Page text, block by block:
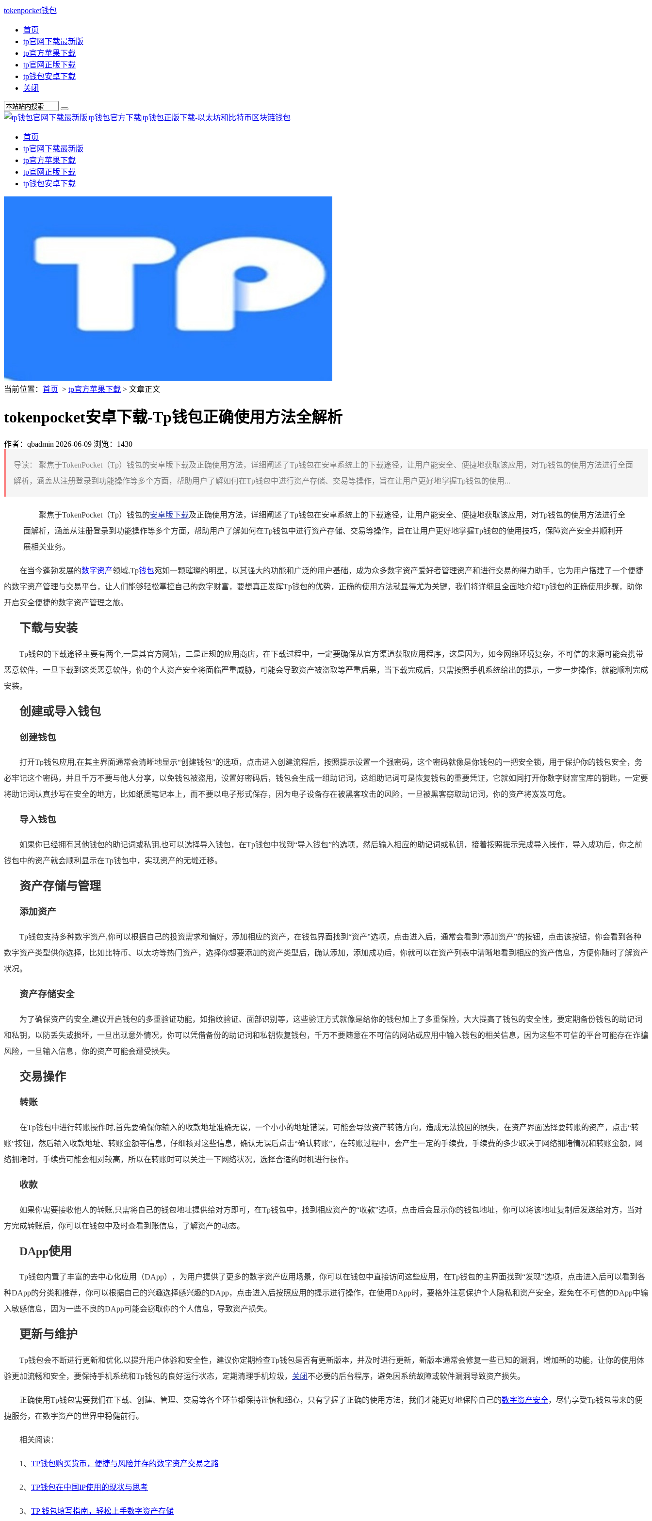
tokenpocket钱包
首页
tp官网下载最新版
tp官方苹果下载
tp官网正版下载
tp钱包安卓下载
关闭
首页
tp官网下载最新版
tp官方苹果下载
tp官网正版下载
tp钱包安卓下载
当前位置： 首页 > tp官方苹果下载 > 文章正文
tokenpocket安卓下载-Tp钱包正确使用方法全解析
作者：qbadmin 2026-06-09 浏览：1430
导读：
聚焦于TokenPocket（Tp）钱包的安卓版下载及正确使用方法，详细阐述了Tp钱包在安卓系统上的下载途径，让用户能安全、便捷地获取该应用，对Tp钱包的使用方法进行全面
解析，涵盖从注册登录到功能操作等多个方面，帮助用户了解如何在Tp钱包中进行资产存储、交易等操作，旨在让用户更好地掌握Tp钱包的使用...
聚焦于TokenPocket（Tp）钱包的安卓版下载及正确使用方法，详细阐述了Tp钱包在安卓系统上的下载途径，让用户能安全、便捷地获取该应用，对Tp钱包的使用方法进行全
面解析，涵盖从注册登录到功能操作等多个方面，帮助用户了解如何在Tp钱包中进行资产存储、交易等操作，旨在让用户更好地掌握Tp钱包的使用技巧，保障资产安全并顺利开
展相关业务。
在当今蓬勃发展的数字资产领域,Tp钱包宛如一颗璀璨的明星，以其强大的功能和广泛的用户基础，成为众多数字资产爱好者管理资产和进行交易的得力助手，它为用户搭建了一个便捷
的数字资产管理与交易平台，让人们能够轻松掌控自己的数字财富，要想真正发挥Tp钱包的优势，正确的使用方法就显得尤为关键，我们将详细且全面地介绍Tp钱包的正确使用步骤，助你
开启安全便捷的数字资产管理之旅。
下载与安装
Tp钱包的下载途径主要有两个,一是其官方网站，二是正规的应用商店，在下载过程中，一定要确保从官方渠道获取应用程序，这是因为，如今网络环境复杂，不可信的来源可能会携带
恶意软件，一旦下载到这类恶意软件，你的个人资产安全将面临严重威胁，可能会导致资产被盗取等严重后果，当下载完成后，只需按照手机系统给出的提示，一步一步操作，就能顺利完成
安装。
创建或导入钱包
创建钱包
打开Tp钱包应用,在其主界面通常会清晰地显示“创建钱包”的选项，点击进入创建流程后，按照提示设置一个强密码，这个密码就像是你钱包的一把安全锁，用于保护你的钱包安全，务
必牢记这个密码，并且千万不要与他人分享，以免钱包被盗用，设置好密码后，钱包会生成一组助记词，这组助记词可是恢复钱包的重要凭证，它就如同打开你数字财富宝库的钥匙，一定要
将助记词认真抄写在安全的地方，比如纸质笔记本上，而不要以电子形式保存，因为电子设备存在被黑客攻击的风险，一旦被黑客窃取助记词，你的资产将岌岌可危。
导入钱包
如果你已经拥有其他钱包的助记词或私钥,也可以选择导入钱包，在Tp钱包中找到“导入钱包”的选项，然后输入相应的助记词或私钥，接着按照提示完成导入操作，导入成功后，你之前
钱包中的资产就会顺利显示在Tp钱包中，实现资产的无缝迁移。
资产存储与管理
添加资产
Tp钱包支持多种数字资产,你可以根据自己的投资需求和偏好，添加相应的资产，在钱包界面找到“资产”选项，点击进入后，通常会看到“添加资产”的按钮，点击该按钮，你会看到各种
数字资产类型供你选择，比如比特币、以太坊等热门资产，选择你想要添加的资产类型后，确认添加，添加成功后，你就可以在资产列表中清晰地看到相应的资产信息，方便你随时了解资产
状况。
资产存储安全
为了确保资产的安全,建议开启钱包的多重验证功能，如指纹验证、面部识别等，这些验证方式就像是给你的钱包加上了多重保险，大大提高了钱包的安全性，要定期备份钱包的助记词
和私钥，以防丢失或损坏，一旦出现意外情况，你可以凭借备份的助记词和私钥恢复钱包，千万不要随意在不可信的网站或应用中输入钱包的相关信息，因为这些不可信的平台可能存在诈骗
风险，一旦输入信息，你的资产可能会遭受损失。
交易操作
转账
在Tp钱包中进行转账操作时,首先要确保你输入的收款地址准确无误，一个小小的地址错误，可能会导致资产转错方向，造成无法挽回的损失，在资产界面选择要转账的资产，点击“转
账”按钮，然后输入收款地址、转账金额等信息，仔细核对这些信息，确认无误后点击“确认转账”，在转账过程中，会产生一定的手续费，手续费的多少取决于网络拥堵情况和转账金额，网
络拥堵时，手续费可能会相对较高，所以在转账时可以关注一下网络状况，选择合适的时机进行操作。
收款
如果你需要接收他人的转账,只需将自己的钱包地址提供给对方即可，在Tp钱包中，找到相应资产的“收款”选项，点击后会显示你的钱包地址，你可以将该地址复制后发送给对方，当对
方完成转账后，你可以在钱包中及时查看到账信息，了解资产的动态。
DApp使用
Tp钱包内置了丰富的去中心化应用（DApp），为用户提供了更多的数字资产应用场景，你可以在钱包中直接访问这些应用，在Tp钱包的主界面找到“发现”选项，点击进入后可以看到各
种DApp的分类和推荐，你可以根据自己的兴趣选择感兴趣的DApp，点击进入后按照应用的提示进行操作，在使用DApp时，要格外注意保护个人隐私和资产安全，避免在不可信的DApp中输
入敏感信息，因为一些不良的DApp可能会窃取你的个人信息，导致资产损失。
更新与维护
Tp钱包会不断进行更新和优化,以提升用户体验和安全性，建议你定期检查Tp钱包是否有更新版本，并及时进行更新，新版本通常会修复一些已知的漏洞，增加新的功能，让你的使用体
验更加流畅和安全，要保持手机系统和Tp钱包的良好运行状态，定期清理手机垃圾， 关闭 不必要的后台程序，避免因系统故障或软件漏洞导致资产损失。
正确使用Tp钱包需要我们在下载、创建、管理、交易等各个环节都保持谨慎和细心，只有掌握了正确的使用方法，我们才能更好地保障自己的数字资产安全，尽情享受Tp钱包带来的便
捷服务，在数字资产的世界中稳健前行。
相关阅读：
1、 TP钱包购买货币，便捷与风险并存的数字资产交易之路
2、 TP钱包在中国IP使用的现状与思考
3、 TP 钱包填写指南，轻松上手数字资产存储